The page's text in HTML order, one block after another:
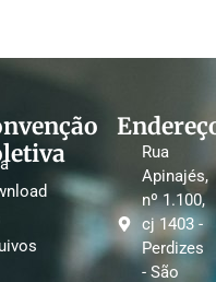
Rua
Apinajés,
nº 1.100,
cj 1403 -
Perdizes
- São